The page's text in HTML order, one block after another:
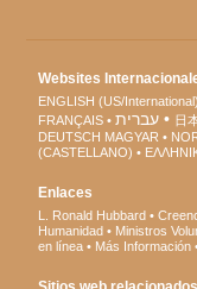
Websites
ENGLISH (US/International)
FRANÇAIS
עברית 日
DEUTSCH MAGYAR
(CASTELLANO)
Enlaces
L. Ronald Hubbard
Humanidad
Ministros
en línea
Más Información